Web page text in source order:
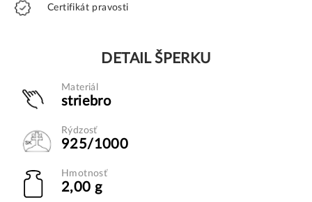
Certifikát pravosti
DETAIL ŠPERKU
Materiál
striebro
Rýdzosť
925/1000
Hmotnosť
2,00 g